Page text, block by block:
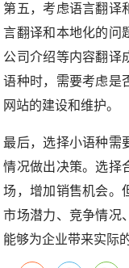
第五，考虑语言翻译
言翻译和本地化的问
公司介绍等内容翻译
语种时，需要考虑是
网站的建设和维护。
最后，选择小语种需
情况做出决策。选择
场，增加销售机会。
市场潜力、竞争情况
能够为企业带来实际